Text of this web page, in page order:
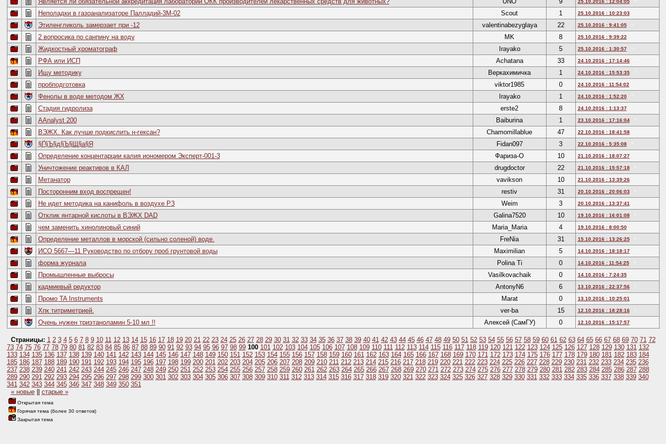
25.10.2016 : 12:04:05
Неполадки в газоанализаторе Палладий-3М-02 Scout 1 25.10.2016 : 10:23:03
Этиленгликоль замерзает при -12 valentinabezyglaya 22 25.10.2016 : 9:41:05
2 вопросика по санпину на воду MK 8 25.10.2016 : 9:39:22
Жидкостный хроматограф Irayako 5 25.10.2016 : 1:30:57
РФА или ИСП Achatana 33 24.10.2016 : 17:14:46
Ищу методику Веркахимичка 1 24.10.2016 : 15:53:35
пробподготовка viktor1985 0 24.10.2016 : 11:54:02
Фенолы в воде методом ЖХ Irayako 1 24.10.2016 : 1:52:20
Стадия гидролиза erste2 8 24.10.2016 : 1:13:37
AAnalyst 200 Baiburina 1 23.10.2016 : 17:16:04
ВЭЖХ. Как лучше подкислить н-гексан? Chamomillablue 47 22.10.2016 : 18:41:58
§Ґ§Ъ§д§Ъ§Щ§а§Я Fidan097 3 22.10.2016 : 5:35:08
Определение концентарции калия иономером Эксперт-001-3 Фариза-О 10 21.10.2016 : 18:07:27
Уничтожение реактивов в КАЛ drugdoctor 22 21.10.2016 : 15:57:18
Метанатор vavikson 10 21.10.2016 : 13:39:26
Посторонним вход воспрещен! restiv 31 20.10.2016 : 20:06:03
Не идет методика на канифоль в воздухе РЗ Weim 3 20.10.2016 : 13:37:41
Отклик янтарной кислоты в ВЭЖХ DAD Galina7520 10 19.10.2016 : 16:01:08
чем заменить хинолиновый синий Maria_Maria 4 19.10.2016 : 8:00:50
Определение металлов в морской (сильно соленой) воде. FreNia 31 15.10.2016 : 13:26:25
ИСО 5667—11 Руководство по отбору проб грунтовой воды Maximilian 5 14.10.2016 : 18:18:17
форма журнала Polina Ti 0 14.10.2016 : 11:54:25
Промышленные выбросы Vasilkovachaik 0 14.10.2016 : 7:24:35
кадмиевый редуктор AntonyN6 6 13.10.2016 : 22:37:56
Промо TA Instruments Marat 0 13.10.2016 : 10:25:01
Хпк титриметрией. ver-ba 15 12.10.2016 : 18:28:16
Очень нужен триэтаноламин 5-10 мл !! Алексей (СамГУ) 0 12.10.2016 : 15:17:57
Страницы: 1 2 3 4 5 6 7 8 9 10 11 12 13 14 15 16 17 18 19 20 21 22 23 24 25 26 27 28 29 30 31 32 33 34 35 36 37 38 39 40 41 42 43 44 45 46 47 48 49 50 51 52 53 54 55 56 57 58 59 60 61 62 63 64 65 66 67 68 69 70 71 72
73 74 75 76 77 78 79 80 81 82 83 84 85 86 87 88 89 90 91 92 93 94 95 96 97 98 99 100 101 102 103 104 105 106 107 108 109 110 111 112 113 114 115 116 117 118 119 120 121 122 123 124 125 126 127 128 129 130 131 132
133 134 135 136 137 138 139 140 141 142 143 144 145 146 147 148 149 150 151 152 153 154 155 156 157 158 159 160 161 162 163 164 165 166 167 168 169 170 171 172 173 174 175 176 177 178 179 180 181 182 183 184
185 186 187 188 189 190 191 192 193 194 195 196 197 198 199 200 201 202 203 204 205 206 207 208 209 210 211 212 213 214 215 216 217 218 219 220 221 222 223 224 225 226 227 228 229 230 231 232 233 234 235 236
237 238 239 240 241 242 243 244 245 246 247 248 249 250 251 252 253 254 255 256 257 258 259 260 261 262 263 264 265 266 267 268 269 270 271 272 273 274 275 276 277 278 279 280 281 282 283 284 285 286 287 288
289 290 291 292 293 294 295 296 297 298 299 300 301 302 303 304 305 306 307 308 309 310 311 312 313 314 315 316 317 318 319 320 321 322 323 324 325 326 327 328 329 330 331 332 333 334 335 336 337 338 339 340
341 342 343 344 345 346 347 348 349 350 351
« новые|| старые »
Открытая тема
Горячая тема (более 30 ответов)
Закрытая тема